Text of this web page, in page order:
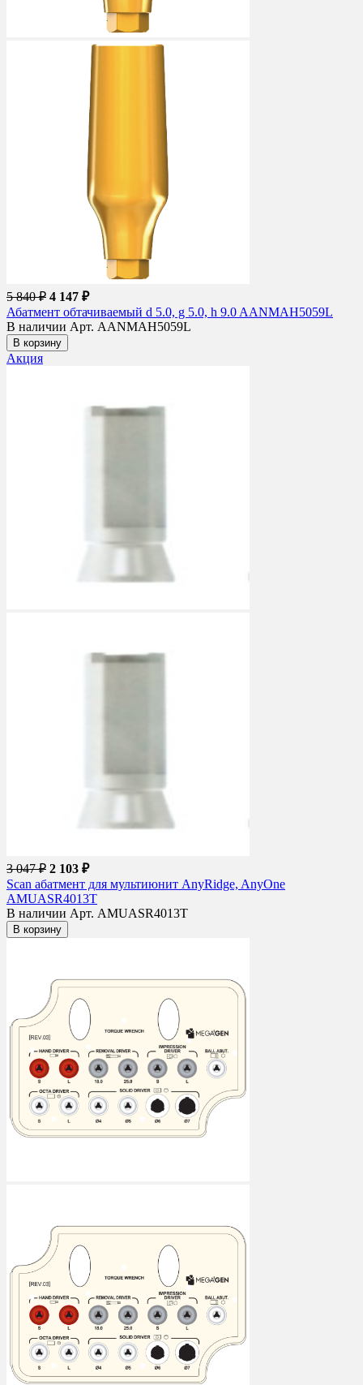
5 840 ₽ 4 147 ₽
Абатмент обтачиваемый d 5.0, g 5.0, h 9.0 AANMAH5059L
В наличии Арт. AANMAH5059L
В корзину
Акция
3 047 ₽ 2 103 ₽
Scan абатмент для мультиюнит AnyRidge, AnyOne
AMUASR4013T
В наличии Арт. AMUASR4013T
В корзину